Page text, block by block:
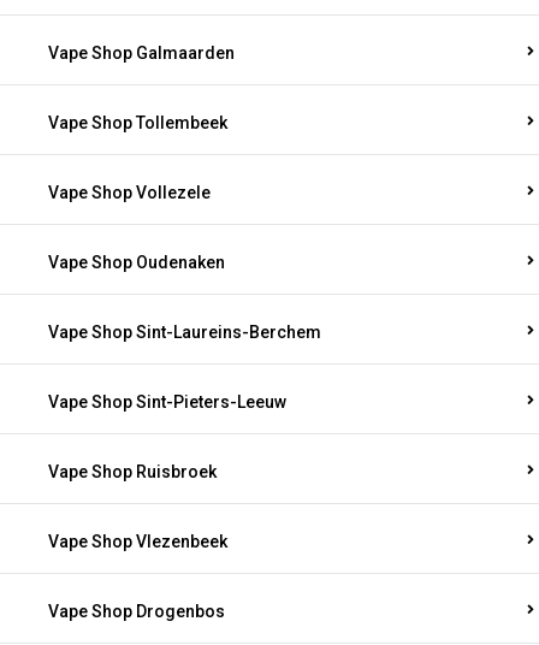
Vape Shop Galmaarden
Vape Shop Tollembeek
Vape Shop Vollezele
Vape Shop Oudenaken
Vape Shop Sint-Laureins-Berchem
Vape Shop Sint-Pieters-Leeuw
Vape Shop Ruisbroek
Vape Shop Vlezenbeek
Vape Shop Drogenbos